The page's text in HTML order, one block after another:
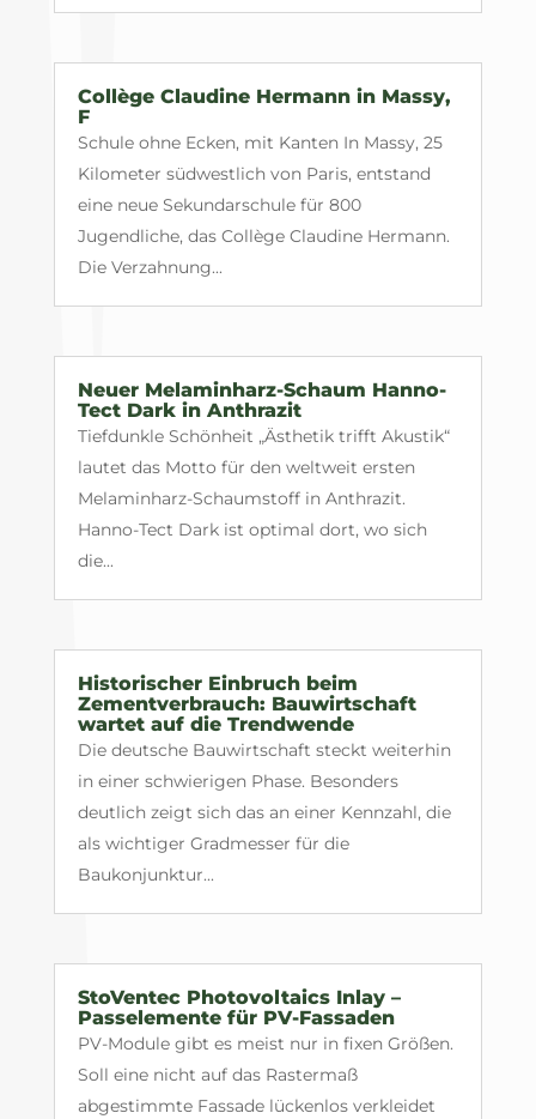
Collège Claudine Hermann in Massy,
F
Schule ohne Ecken, mit Kanten In Massy, 25
Kilometer südwestlich von Paris, entstand
eine neue Sekundarschule für 800
Jugendliche, das Collège Claudine Hermann.
Die Verzahnung...
Neuer Melaminharz-Schaum Hanno-
Tect Dark in Anthrazit
Tiefdunkle Schönheit „Ästhetik trifft Akustik“
lautet das Motto für den weltweit ersten
Melaminharz-Schaumstoff in Anthrazit.
Hanno-Tect Dark ist optimal dort, wo sich
die...
Historischer Einbruch beim
Zementverbrauch: Bauwirtschaft
wartet auf die Trendwende
Die deutsche Bauwirtschaft steckt weiterhin
in einer schwierigen Phase. Besonders
deutlich zeigt sich das an einer Kennzahl, die
als wichtiger Gradmesser für die
Baukonjunktur...
StoVentec Photovoltaics Inlay –
Passelemente für PV-Fassaden
PV-Module gibt es meist nur in fixen Größen.
Soll eine nicht auf das Rastermaß
abgestimmte Fassade lückenlos verkleidet